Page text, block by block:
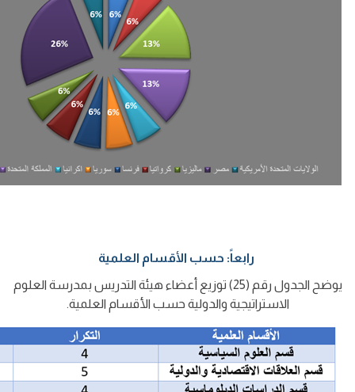
رابعاً: حسب الأقسام العلمية
يوضح الجدول رقم (25) توزيع أعضاء هيئة التدريس بمدرسة العلوم
الاستراتيجية والدولية حسب الأقسام العلمية.